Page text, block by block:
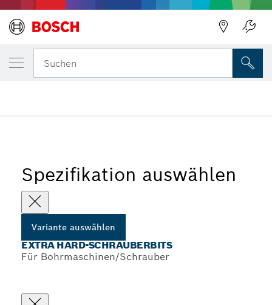
Suchen
Spezifikation auswählen
Variante auswählen
EXTRA HARD-SCHRAUBERBITS
Für Bohrmaschinen/Schrauber
DEINE AUSGEWÄHLTE VARIANTE
Extra Hard-Schrauberbits